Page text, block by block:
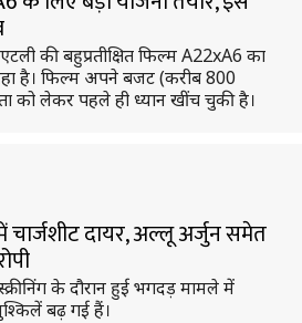
की बहुप्रतीक्षित फिल्म A22xA6 का
है। फिल्म अपने बजट (करीब 800
को लेकर पहले ही ध्यान खींच चुकी है।
चार्जशीट दायर, अल्लू अर्जुन समेत
के दौरान हुई भगदड़ मामले में
बढ़ गई हैं।